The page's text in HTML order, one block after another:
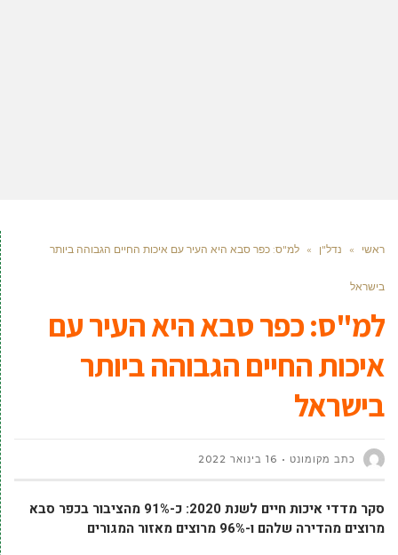
ראשי » נדל"ן » למ"ס: כפר סבא היא העיר עם איכות החיים הגבוהה ביותר
בישראל
למ"ס: כפר סבא היא העיר עם
איכות החיים הגבוהה ביותר
בישראל
כתב מקומונט 16 בינואר 2022
סקר מדדי איכות חיים לשנת 2020: כ-91% מהציבור בכפר סבא
מרוצים מהדירה שלהם ו-96% מרוצים מאזור המגורים